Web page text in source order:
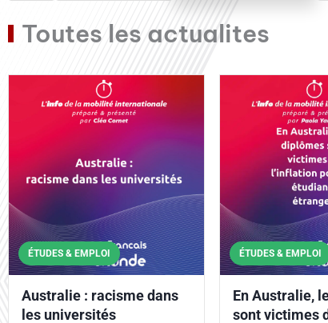
Toutes les actualites
ÉTUDES & EMPLOI
Australie : racisme dans
les universités
ÉTUDES & EMPLOI
En Australie,
sont victimes